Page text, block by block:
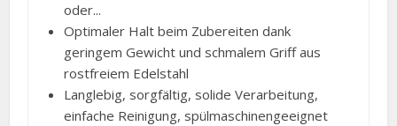
oder...
Optimaler Halt beim Zubereiten dank
geringem Gewicht und schmalem Griff aus
rostfreiem Edelstahl
Langlebig, sorgfältig, solide Verarbeitung,
einfache Reinigung, spülmaschinengeeignet